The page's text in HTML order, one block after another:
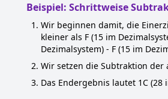
Beispiel: Schrittweise
Wir beginnen damit, die
kleiner als F (15 im
Dezimalsystem) - F (15 im
Wir setzen die Subtraktion der
Das Endergebnis lautet 1C (28